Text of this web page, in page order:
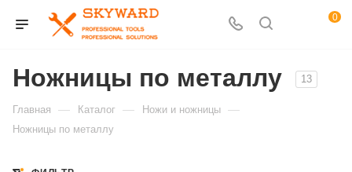
0
Ножницы по металлу 13
Главная — Каталог — Ножи и ножницы —
Ножницы по металлу